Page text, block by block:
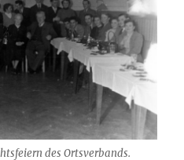
des Ortsverbands.